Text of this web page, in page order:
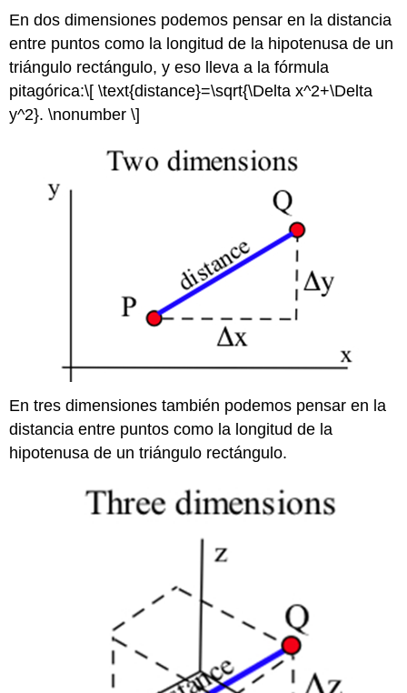
En dos dimensiones podemos pensar en la distancia
entre puntos como la longitud de la hipotenusa de un
triángulo rectángulo, y eso lleva a la fórmula
pitagórica:\[ \text{distance}=\sqrt{\Delta x^2+\Delta
y^2}. \nonumber \]
En tres dimensiones también podemos pensar en la
distancia entre puntos como la longitud de la
hipotenusa de un triángulo rectángulo.